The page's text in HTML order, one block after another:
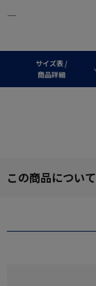
―
サイズ表 /
商品詳細
この商品について